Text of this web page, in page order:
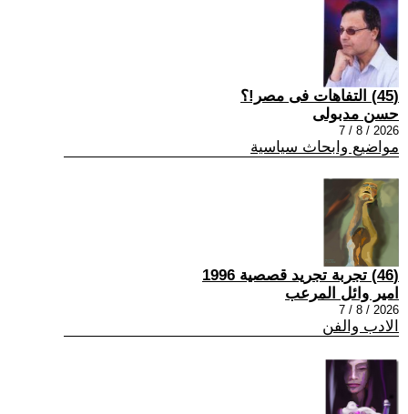
(45) التفاهات فى مصر!؟
حسن مدبولى
2026 / 8 / 7
مواضيع وابحاث سياسية
(46) تجربة تجريد قصصية 1996
امير وائل المرعب
2026 / 8 / 7
الادب والفن